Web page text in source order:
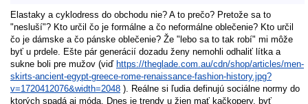
Elastaky a cyklodress do obchodu nie? A to prečo? Pretože sa to
"nesluší"? Kto určil čo je formálne a čo neformálne oblečenie? Kto určil
čo je dámske a čo pánske oblečenie? Že "lebo sa to tak robí" mi môže
byť u prdele. Ešte pár generácií dozadu ženy nemohli odhaliť lítka a
sukne boli pre mužov (viď https://theglade.com.au/cdn/shop/articles/men-
skirts-ancient-egypt-greece-rome-renaissance-fashion-history.jpg?
v=1720412076&width=2048 ). Reálne si ľudia definujú sociálne normy do
ktorých spadá aj móda. Dnes je trendy u žien mať kačkopery, byť